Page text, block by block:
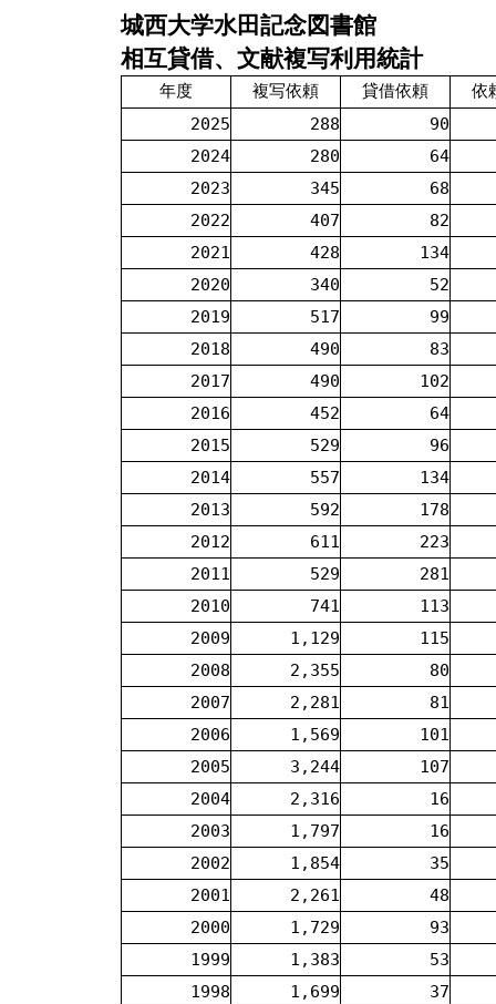
城西大学水田記念図書館
相互貸借、文献複写利用統計
年度 複写依頼 貸借依頼
依
2025
288
90
2024
280
64
2023
345
68
2022
407
82
2021
428
134
2020
340
52
2019
517
99
2018
490
83
2017
490
102
2016
452
64
2015
529
96
2014
557
134
2013
592
178
2012
611
223
2011
529
281
2010
741
113
2009
1,129
115
2008
2,355
80
2007
2,281
81
2006
1,569
101
2005
3,244
107
2004
2,316
16
2003
1,797
16
2002
1,854
35
2001
2,261
48
2000
1,729
93
1999
1,383
53
1998
1,699 37